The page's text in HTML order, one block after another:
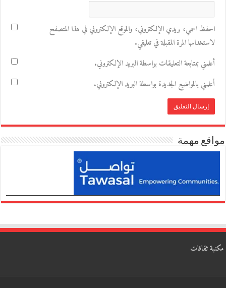
احفظ اسمي، بريدي الإلكتروني، والموقع الإلكتروني في هذا المتصفح
لاستخدامها المرة المقبلة في تعليقي.
أعلمني بمتابعة التعليقات بواسطة البريد الإلكتروني.
أعلمني بالمواضيع الجديدة بواسطة البريد الإلكتروني.
مواقع مهمة
مكتبة ثقافات